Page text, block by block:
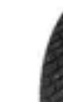
Consejos y
Guía
Urgencia